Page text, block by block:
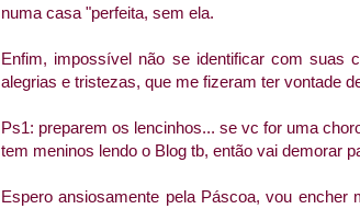
numa casa "perfeita, sem ela.
Enfim, impossível não se identificar com suas
alegrias e tristezas, que me fizeram ter vontade
Ps1: preparem os lencinhos... se vc for uma
tem meninos lendo o Blog tb, então vai demorar
Espero ansiosamente pela Páscoa, vou encher